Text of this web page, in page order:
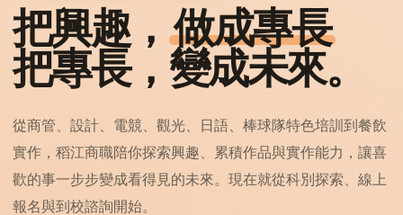
把興趣， 做成專長
把專長，變成未來。
從商管、設計、電競、觀光、日語、棒球隊特色培訓到餐飲
實作，稻江商職陪你探索興趣、累積作品與實作能力，讓喜
歡的事一步步變成看得見的未來。現在就從科別探索、線上
報名與到校諮詢開始。